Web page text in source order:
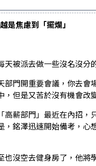
是焦慮到「擺爛」
被派去做一些沒名沒分
部門開重要會議，你去會
但是又苦於沒有機會改
薪部門」最近在內招，
銘澤迅速開始備考，心
沒空去健身房了，他將